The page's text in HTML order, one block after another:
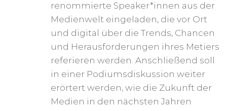
renommierte Speaker*innen aus der
Medienwelt eingeladen, die vor Ort
und digital über die Trends, Chancen
und Herausforderungen ihres Metiers
referieren werden. Anschließend soll
in einer Podiumsdiskussion weiter
erörtert werden, wie die Zukunft der
Medien in den nächsten Jahren